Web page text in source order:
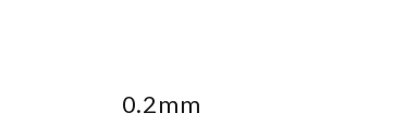
0.2mm